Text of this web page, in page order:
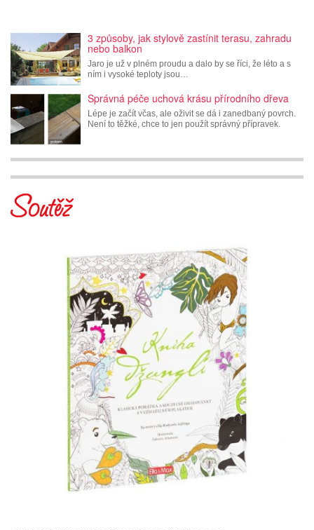
3 způsoby, jak stylově zastínit terasu, zahradu
nebo balkon
Jaro je už v plném proudu a dalo by se říci, že léto a s
ním i vysoké teploty jsou…
Správná péče uchová krásu přírodního dřeva
Lépe je začít včas, ale oživit se dá i zanedbaný povrch.
Není to těžké, chce to jen použít správný přípravek.